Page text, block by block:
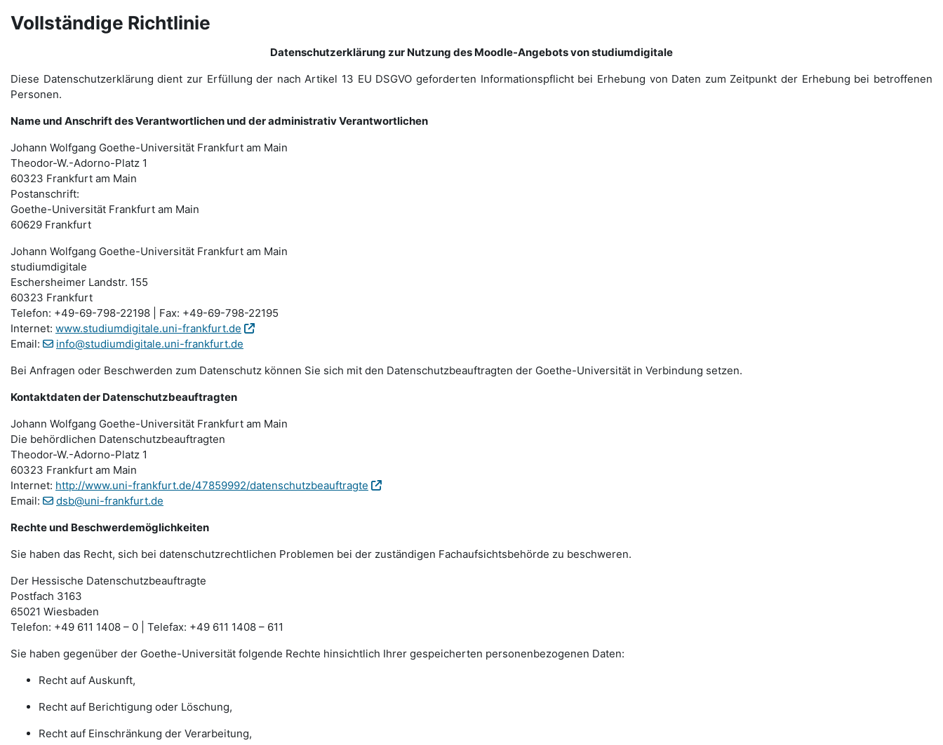
Vollständige Richtlinie
Datenschutzerklärung zur Nutzung des Moodle-Angebots von studiumdigitale
Diese Datenschutzerklärung dient zur Erfüllung der nach Artikel 13 EU DSGVO geforderten Informationspflicht bei Erhebung von Daten zum Zeitpunkt der Erhebung bei betroffenen
Personen.
Name und Anschrift des Verantwortlichen und der administrativ Verantwortlichen
Johann Wolfgang Goethe-Universität Frankfurt am Main
Theodor-W.-Adorno-Platz 1
60323 Frankfurt am Main
Postanschrift:
Goethe-Universität Frankfurt am Main
60629 Frankfurt
Johann Wolfgang Goethe-Universität Frankfurt am Main
studiumdigitale
Eschersheimer Landstr. 155
60323 Frankfurt
Telefon: +49-69-798-22198 | Fax: +49-69-798-22195
Internet: www.studiumdigitale.uni-frankfurt.de
Email:
info@studiumdigitale.uni-frankfurt.de
Bei Anfragen oder Beschwerden zum Datenschutz können Sie sich mit den Datenschutz­beauftragten der Goethe-Universität in Verbindung setzen.
Kontaktdaten der Datenschutzbeauftragten
Johann Wolfgang Goethe-Universität Frankfurt am Main
Die behördlichen Datenschutzbeauftragten
Theodor-W.-Adorno-Platz 1
60323 Frankfurt am Main
Internet: http://www.uni-frankfurt.de/47859992/datenschutzbeauftragte
Email:
dsb@uni-frankfurt.de
Rechte und Beschwerdemöglichkeiten
Sie haben das Recht, sich bei datenschutzrechtlichen Problemen bei der zuständigen Fachauf­sichts­behörde zu beschweren.
Der Hessische Datenschutzbeauftragte
Postfach 3163
65021 Wiesbaden
Telefon: +49 611 1408 – 0 | Telefax: +49 611 1408 – 611
Sie haben gegenüber der Goethe-Universität folgende Rechte hinsichtlich Ihrer gespeicherten personen­bezogenen Daten:
Recht auf Auskunft,
Recht auf Berichtigung oder Löschung,
Recht auf Einschränkung der Verarbeitung,